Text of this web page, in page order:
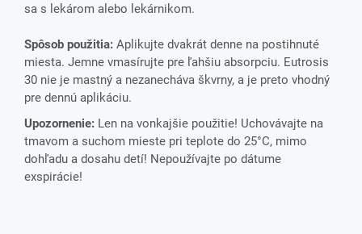
sa s lekárom alebo lekárnikom.
Spôsob použitia: Aplikujte dvakrát denne na postihnuté
miesta. Jemne vmasírujte pre ľahšiu absorpciu. Eutrosis
30 nie je mastný a nezanecháva škvrny, a je preto vhodný
pre dennú aplikáciu.
Upozornenie: Len na vonkajšie použitie! Uchovávajte na
tmavom a suchom mieste pri teplote do 25°C, mimo
dohľadu a dosahu detí! Nepoužívajte po dátume
exspirácie!